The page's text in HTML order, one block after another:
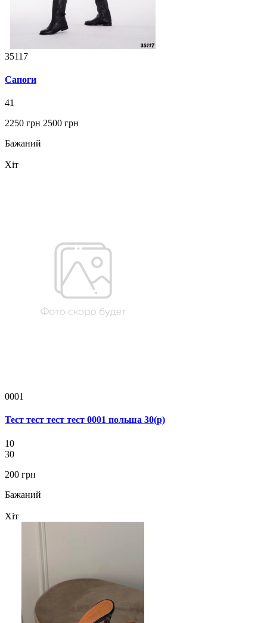
35117
Сапоги
41
2250 грн 2500 грн
Бажаний
Хіт
0001
Тест тест тест тест 0001 польша 30(р)
10
30
200 грн
Бажаний
Хіт